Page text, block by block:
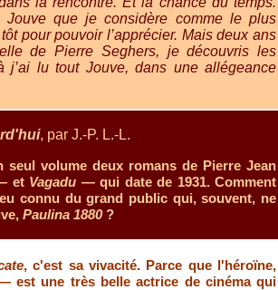
que je considère comme le plus
pour pouvoir l’apprécier. Mais deux ans
de Pierre Seghers, je découvris les
j’ai lu tout Jouve, dans une allégeance
, par J.-P. L.-L.
seul volume deux romans de Pierre Jean
et Vagadu — qui date de 1931. Comment
connu du grand public qui, souvent, ne
Paulina 1880?
, c'est sa vivacité. Parce que l'héroïne,
est une très belle actrice de cinéma qui